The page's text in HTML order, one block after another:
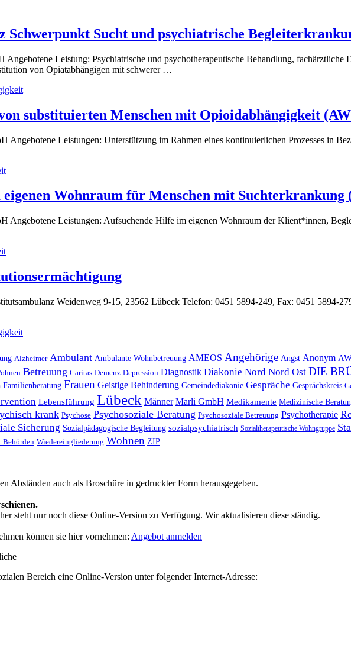
Schwerpunkt Sucht und psychiatrische
Leistung: Psychiatrische und psychotherapeutische Behandlung,
von Opiatabhängigen mit schwerer …
substituierten Menschen mit Opioidabhängigkeit
Leistungen: Unterstützung im Rahmen eines kontinuierlichen Prozesses in
Wohnraum für Menschen mit Suchterkrankung
Angebotene Leistungen: Aufsuchende Hilfe im eigenen Wohnraum der Klient*innen,
Weidenweg 9-15, 23562 Lübeck Telefon: 0451 5894-249, Fax: 0451 5894-
Alzheimer Ambulant Ambulante Wohnbetreuung AMEOS Angehörige Angst Anonym
Betreuung Caritas Demenz Depression Diagnostik Diakonie Nord Nord Ost DIE
Familienberatung Frauen Geistige Behinderung Gemeindediakonie Gespräche Gesprächskreis
Lebensführung Lübeck Männer Marli GmbH Medikamente Medizinische
krank Psychose Psychosoziale Beratung Psychosoziale Betreuung Psychotherapie
Sicherung Sozialpädagogische Begleitung sozialpsychiatrisch Sozialtherapeutische Wohngruppe
Behörden Wiedereingliederung Wohnen ZIP
Abständen auch als Broschüre in gedruckter Form herausgegeben.
steht nur noch diese Online-Version zu Verfügung. Wir aktualisieren diese ständig.
können sie hier vornehmen: Angebot anmelden
Bereich eine Online-Version unter folgender Internet-Adresse: